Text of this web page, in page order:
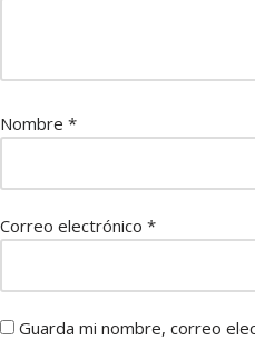
Nombre *
Correo electrónico *
Guarda mi nombre, correo